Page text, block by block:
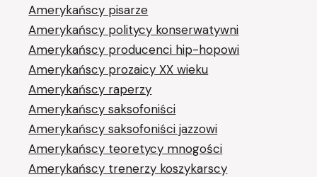
Amerykańscy pisarze
Amerykańscy politycy konserwatywni
Amerykańscy producenci hip-hopowi
Amerykańscy prozaicy XX wieku
Amerykańscy raperzy
Amerykańscy saksofoniści
Amerykańscy saksofoniści jazzowi
Amerykańscy teoretycy mnogości
Amerykańscy trenerzy koszykarscy